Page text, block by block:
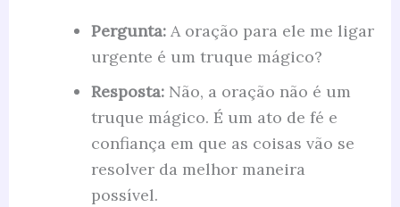
Pergunta:A oração para ele me ligar
urgente é um truque mágico?
Resposta:Não, a oração não é um
truque mágico. É um ato de fé e
confiança em que as coisas vão se
resolver da melhor maneira
possível.